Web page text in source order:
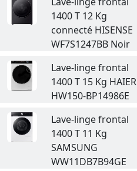
1400 T 12 Kg
connecté HISENSE
WF7S1247BB Noir
Lave-linge frontal
1400 T 15 Kg HAIER
HW150-BP14986E
Lave-linge frontal
1400 T 11 Kg
SAMSUNG
WW11DB7B94GE